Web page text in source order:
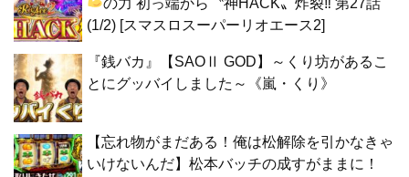
の力 初っ端から〝神HACK〟炸裂‼ 第27話
(1/2) [スマスロスーパーリオエース2]
『銭バカ』【SAOⅡ GOD】～くり坊があるこ
とにグッバイしました～《嵐・くり》
【忘れ物がまだある！俺は松解除を引かなきゃ
いけないんだ】松本バッチの成すがままに！